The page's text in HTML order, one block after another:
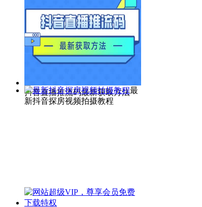
抖音直播推流码最新获取方法最
新抖音探房视频拍摄教程